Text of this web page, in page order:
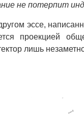
не потерпит
эссе,
проекцией
лишь